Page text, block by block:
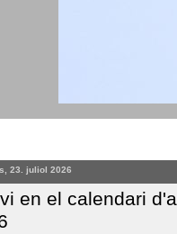
23. juliol 2026
en el calendari